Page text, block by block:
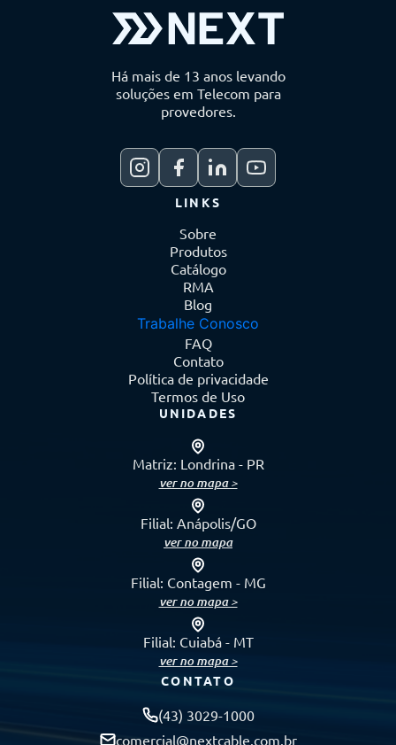
Há mais de 13 anos levando
soluções em Telecom para
provedores.
LINKS
Sobre
Produtos
Catálogo
RMA
Blog
Trabalhe Conosco
FAQ
Contato
Política de privacidade
Termos de Uso
UNIDADES
Matriz: Londrina - PR
ver no mapa >
Filial: Anápolis/GO
ver no mapa
Filial: Contagem - MG
ver no mapa >
Filial: Cuiabá - MT
ver no mapa >
CONTATO
(43) 3029-1000
comercial@nextcable.com.br